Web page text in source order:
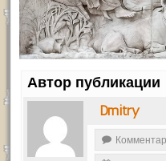
Автор публикации
Dmitry